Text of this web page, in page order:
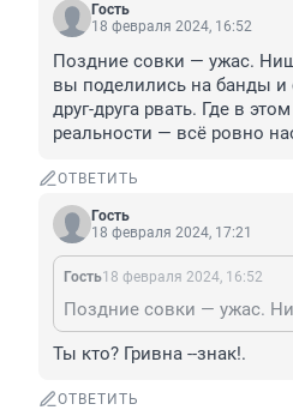
Гость
18 февраля 2024, 16:52
Поздние совки — ужас.
вы поделились на банды и
друг-друга рвать. Где в
реальности — всë ровно
ОТВЕТИТЬ
Гость
18 февраля 2024, 17:21
Гость18 февраля 2024, 16:52
Ты кто? Гривна --знак!.
ОТВЕТИТЬ